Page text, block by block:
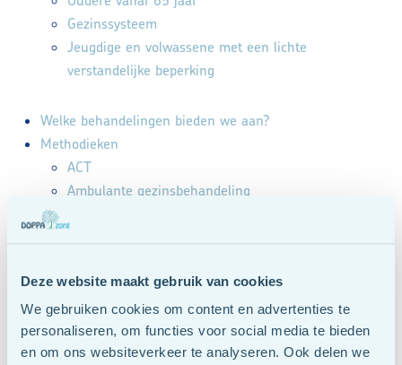
Deze website maakt gebruik van cookies
We gebruiken cookies om content en advertenties te
personaliseren, om functies voor social media te bieden
en om ons websiteverkeer te analyseren. Ook delen we
Gezinssysteem
Jeugdige en volwassene met een lichte
verstandelijke beperking
Welke behandelingen bieden we aan?
Methodieken
ACT
Ambulante gezinsbehandeling
Groepsbehandeling
Opstellingen
Psycho educatie
Schematherapie